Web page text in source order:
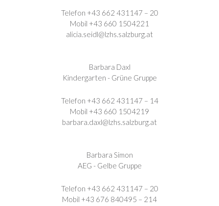
Telefon +43 662 431147 – 20
Mobil +43 660 1504221
alicia.seidl@lzhs.salzburg.at
Barbara Daxl
Kindergarten - Grüne Gruppe
Telefon +43 662 431147 – 14
Mobil +43 660 1504219
barbara.daxl@lzhs.salzburg.at
Barbara Simon
AEG - Gelbe Gruppe
Telefon +43 662 431147 – 20
Mobil +43 676 840495 – 214